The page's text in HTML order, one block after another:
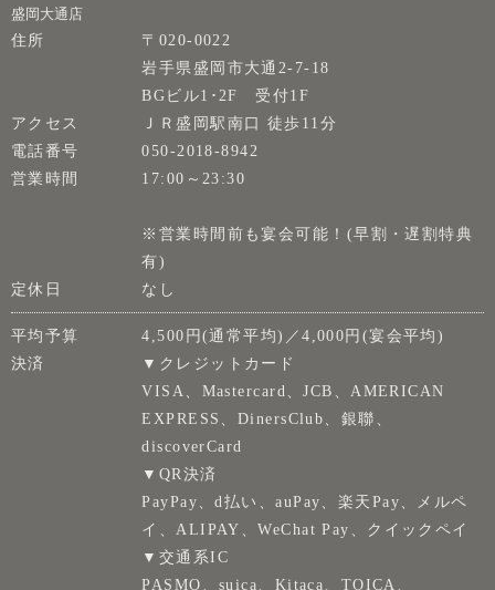
盛岡大通店
住所
〒020-0022
岩手県盛岡市大通2-7-18
BGビル1･2F 受付1F
アクセス
ＪＲ盛岡駅南口 徒歩11分
電話番号
050-2018-8942
営業時間
17:00～23:30
※営業時間前も宴会可能！(早割・遅割特典
有)
定休日
なし
平均予算
4,500円(通常平均)／4,000円(宴会平均)
決済
▼クレジットカード
VISA、Mastercard、JCB、AMERICAN
EXPRESS、DinersClub、銀聯、
discoverCard
▼QR決済
PayPay、d払い、auPay、楽天Pay、メルペ
イ、ALIPAY、WeChat Pay、クイックペイ
▼交通系IC
PASMO、suica、Kitaca、TOICA、